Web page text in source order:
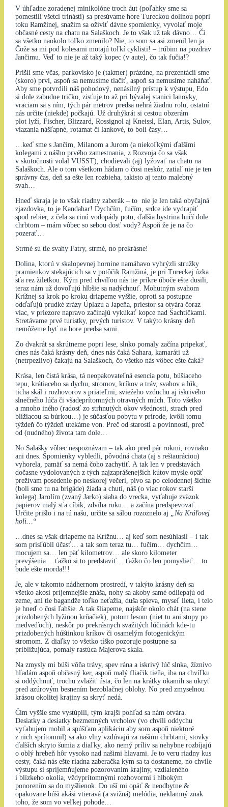
V úhľadne zoradenej minikolóne troch áut (poľahky sme sa
pomestili všetci trinásti) sa presúvame hore Tureckou dolinou popri
toku Ramžinej, snažím sa oživiť dávne spomienky, vyvolať moje
občasné cesty na chatu na Salaškoch. Je to však už tak dávno… Či
sa všetko naokolo toľko zmenilo? Nie, to som sa asi zmenil len ja…
Čože sa mi pod kolesami motajú toľkí cyklisti! – trúbim na pozdrav
Jančimu. Veď to nie je až taký kopec (v aute), čo tak fučia!?
Prišli sme včas, parkovisko je (takmer) prázdne, na prezentácii sme
(skoro) prví, aspoň sa nemusíme tlačiť, aspoň sa nemusíme naháňať.
Aby sme potvrdili náš pohodový, nenásilný prístup k výstupu, Edo
si dole zabudne tričko, zisťuje to až pri bývalej stanici lanovky,
vraciam sa s ním, tých pár metrov predsa nehrá žiadnu rolu, ostatní
nás určite (niekde) počkajú. Už druhýkrát si cestou obzerám
plot lyží, Fischer, Blizzard, Rossignol aj Kneissl, Elan, Artis, Sulov,
viazania nášľapné, rotamat či lankové, to boli časy…
…keď sme s Jančim, Milanom a Jurom (a niekoľkými ďalšími
kolegami z nášho prvého zamestnania, z Rozvoja čo sa však
v skutočnosti volal VUSST), chodievali (aj) lyžovať na chatu na
Salaškoch. Ale o tom všetkom hádam o čosi neskôr, zatiaľ nie je ten
správny čas, deň sa ešte len rozbieha, takisto aj tento malebný
svah…
Hneď skraja je to však riadny zaberák – to nie je len taká obyčajná
zjazdovka, to je Kandahar! Dychčím, fučím, srdce ide vydrapiť
spod rebier, z čela sa rinú vodopády potu, ďalšia bystrina hučí dole
chrbtom – mám vôbec so sebou dosť vody? Aspoň že je na čo
pozerať…
Strmé sú tie svahy Fatry, strmé, no prekrásne!
Dolina, ktorú v skalopevnej hornine namáhavo vyhrýzli stružky
pramienkov stekajúcich sa v potôčik Ramžiná, je pri Tureckej úzka
sťa rez žiletkou. Kým pred chvíľou nás tie príkre úboče ešte dusili,
teraz nám už dovoľujú hlbšie sa nadýchnuť. Mohutným svahom
Krížnej sa krok po kroku driapeme vyššie, oproti sa postupne
odďaľujú prudké zrázy Úplazu a Japeňa, priestor sa otvára čoraz
viac, v priezore napravo začínajú vykúkať kopce nad Šachtičkami.
Stretávame prvé turistky, prvých turistov. V takýto krásny deň
nemôžeme byť na hore predsa sami.
Zo dvakrát sa skrútneme popri lese, slnko pomaly začína pripekať,
dnes nás čaká krásny deň, dnes nás čaká Sahara, kamaráti už
(netrpezlivo) čakajú na Salaškoch, čo všetko nás vôbec ešte čaká?
Krása, len čistá krása, tá neopakovateľná esencia potu, búšiaceho
tepu, krátiaceho sa dychu, stromov, kríkov a tráv, svahov a lúk,
ticha skál i rozhovorov s priateľmi, sviežeho vzduchu aj iskrivého
slnečného lúča či všadeprítomných otravných múch. Toto všetko
a mnoho iného (radosť zo strhnutých okov všednosti, strach pred
blížiacou sa búrkou…) je súčasťou pobytu v prírode, kvôli tomu
týždeň čo týždeň utekáme von. Preč od starostí a povinností, preč
od (nudného) života tam dole…
No Salašky vôbec nespoznávam – tak ako pred pár rokmi, rovnako
ani dnes. Spomienky vybledli, pôvodná chata (aj s reštauráciou)
vyhorela, pamäť sa nemá čoho zachytiť. A tak len v predstavách
dočasne vydolovaných z tých najzaprášenejších kútov mysle opäť
prežívam posedenie po neskorej večeri, pivo sa po celodennej šichte
(boli sme tu na brigáde) žiada a chutí, náš (o viac rokov starší
kolega) Jarolím (zvaný Jarko) siaha do vrecka, vyťahuje zväzok
papierov malý sťa cíbik, zdvíha ruku… a začína predspevovať.
Určite prišlo i na tú našu, určite sa sálou rozoznelo aj „Na Kráľovej
holi…“
…dnes sa však driapeme na Krížnu… aj keď som nesúhlasil – i tak
som prisľúbil účasť… a tak som teraz tu… fučím… dychčím…
mocujem sa… len päť kilometrov… ale skoro kilometer
prevýšenia… ťažko si to predstaviť… ťažko čo len pomyslieť… to
bude ešte morda!!!
Je, ale v takomto nádhernom prostredí, v takýto krásny deň sa
všetko akosi príjemnejšie znáša, nohy sa akoby samé odliepajú od
zeme, ani tie bagandže toľko neťažia, duša spieva, myseľ lieta, i telo
je hneď o čosi ľahšie. A tak šliapeme, najskôr okolo chát (na stene
prizdobených lyžinou krňačiek), potom lesom (niet tu ani stopy po
medveďoch), neskôr po prekrásnych svažitých lúčinách kde-tu
prizdobených húštinkou kríkov či osamelým fotogenickým
stromom. Z diaľky to všetko tíško pozoruje postupne sa
približujúca, pomaly rastúca Majerova skala.
Na zmysly mi búši vôňa trávy, spev rána a iskrivý lúč slnka, žíznivo
hľadám aspoň občasný ker, aspoň malý fliačik tieňa, iba na chvíľku
si oddýchnuť, trochu zvlažiť ústa, čo len na krátky okamih sa ukryť
pred azúrovým besnením bezoblačnej oblohy. No pred zmyselnou
krásou okolitej krajiny sa skryť nedá.
Čím vyššie sme vystúpili, tým krajší pohľad sa nám otvára.
Desiatky a desiatky bezmenných vrcholov (vo chvíli oddychu
vyťahujem mobil a spúšťam aplikáciu aby som aspoň niektoré
z nich sprítomnil) sa ako vlny vzdúvajú za našimi chrbtami, stovky
ďalších skryto šumia z diaľky, ako nemý príliv sa nehybne rozbíjajú
o oblý hrebeň hôr vysoko nad našimi hlavami. Je to veru riadny kus
cesty, čaká nás ešte riadna zaberačka kým sa ta dostaneme, no chvíle
výstupu si spríjemňujeme pozorovaním krajiny, vzdialeného
i blízkeho okolia, vždyprítomnými rozhovormi i hlbokým
ponorením sa do myšlienok. Do uší mi opäť & neodbytne &
opakovane búši akási vtieravá (a svižná) melódia, neklamný znak
toho, že som vo veľkej pohode…